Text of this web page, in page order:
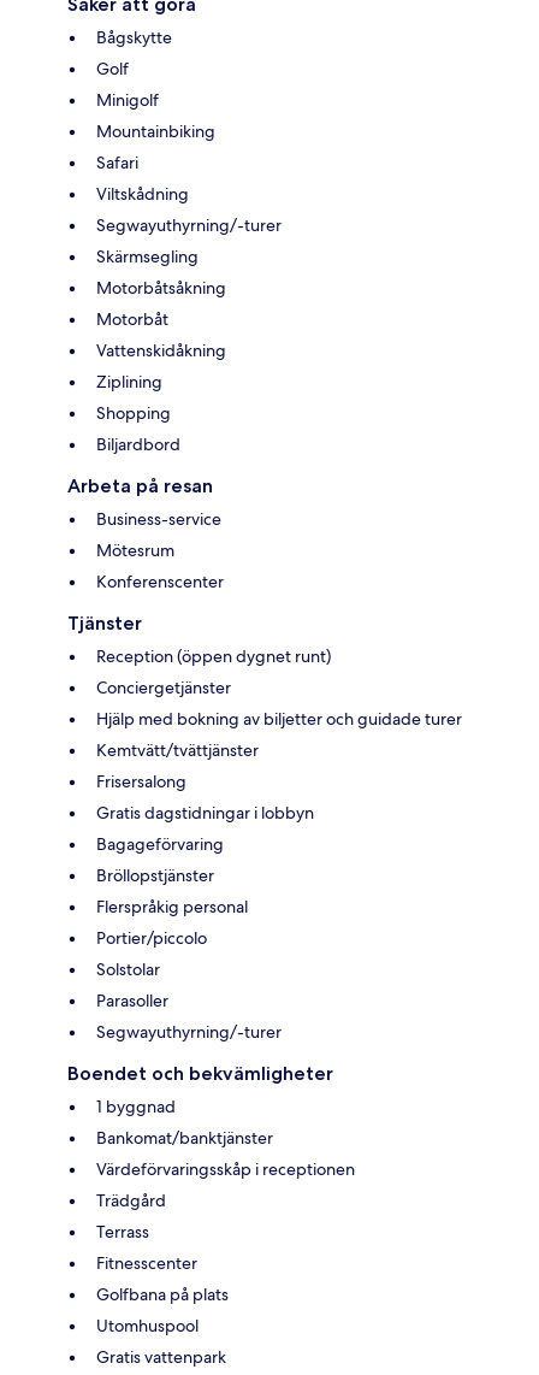
Bågskytte
Golf
Minigolf
Mountainbiking
Safari
Viltskådning
Segwayuthyrning/-turer
Skärmsegling
Motorbåtsåkning
Motorbåt
Vattenskidåkning
Ziplining
Shopping
Biljardbord
Arbeta på resan
Business-service
Mötesrum
Konferenscenter
Tjänster
Reception (öppen dygnet runt)
Conciergetjänster
Hjälp med bokning av biljetter och guidade turer
Kemtvätt/tvättjänster
Frisersalong
Gratis dagstidningar i lobbyn
Bagageförvaring
Bröllopstjänster
Flerspråkig personal
Portier/piccolo
Solstolar
Parasoller
Segwayuthyrning/-turer
Boendet och bekvämligheter
1 byggnad
Bankomat/banktjänster
Värdeförvaringsskåp i receptionen
Trädgård
Terrass
Fitnesscenter
Golfbana på plats
Utomhuspool
Gratis vattenpark